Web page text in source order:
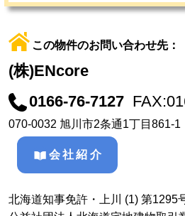
この物件のお問い合わせ先：
(株)ENcore
0166-76-7127
070-0032 旭川市2条通1丁目861-1
会社紹介
北海道知事免許・上川 (1) 第1295